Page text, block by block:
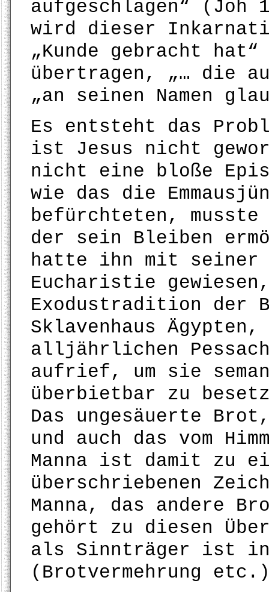
aufgeschlagen“ (Joh
wird dieser
„Kunde gebracht
übertragen, „… die
„an seinen Namen
Es entsteht das
ist Jesus nicht
nicht eine bloße
wie das die
befürchteten, musste
der sein Bleiben
hatte ihn mit
Eucharistie
Exodustradition der
Sklavenhaus
alljährlichen
aufrief, um sie
überbietbar zu
Das ungesäuerte
und auch das vom
Manna ist damit zu
überschriebenen
Manna, das andere
gehört zu diesen
als Sinnträger ist in
(Brotvermehrung